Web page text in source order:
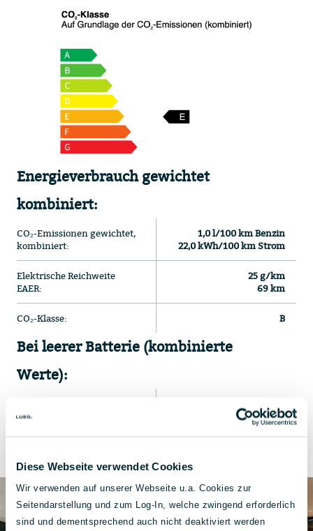
Diese Webseite verwendet Cookies
Wir verwenden auf unserer Webseite u.a. Cookies zur
Seitendarstellung und zum Log-In, welche zwingend erforderlich
sind und dementsprechend auch nicht deaktiviert werden
Energieverbrauch gewichtet
kombiniert:
CO₂-Emissionen gewichtet,
kombiniert:
1,0 l/100 km Benzin
22,0 kWh/100 km Strom
Elektrische Reichweite
EAER:
25 g/km
69 km
CO₂-Klasse: B
Bei leerer Batterie (kombinierte
Werte):